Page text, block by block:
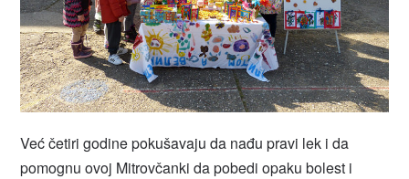
Već četiri godine pokušavaju da nađu pravi lek i da
pomognu ovoj Mitrovčanki da pobedi opaku bolest i